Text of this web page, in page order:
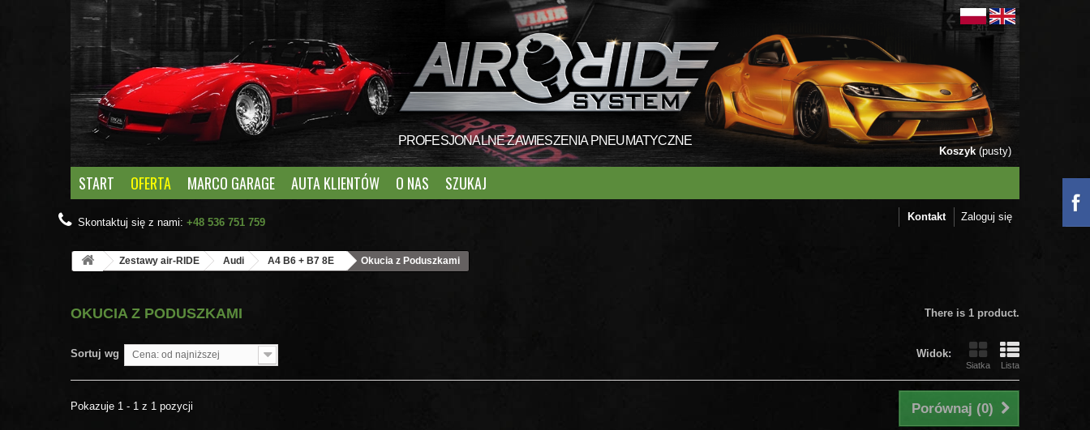
PROFESJONALNE ZAWIESZENIA PNEUMATYCZNE
Koszyk (pusty)
START OFERTA MARCO GARAGE AUTA KLIENTÓW O NAS SZUKAJ
Zaloguj się
Kontakt
Skontaktuj się z nami: +48 536 751 759
Zestawy air-RIDE Audi A4 B6 + B7 8E Okucia z Poduszkami
OKUCIA Z PODUSZKAMI There is 1 product.
Widok:
Siatka Lista
Sortuj wg Cena: od najniższej
Porównaj (0)
Pokazuje 1 - 1 z 1 pozycji